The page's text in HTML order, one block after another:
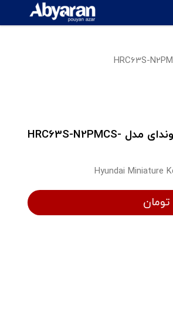
کلید محافظ جان 32 آمپر 2 پل هیوندای مدل HRC63S-N2PMCS-
Hyundai Miniature